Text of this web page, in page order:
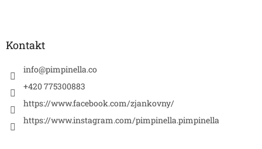
Kontakt
info@pimpinella.co
+420 775300883
https://www.facebook.com/zjankovny/
https://www.instagram.com/pimpinella.pimpinella